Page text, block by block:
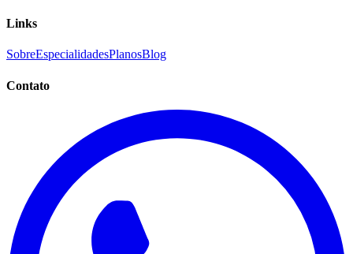
Links
SobreEspecialidadesPlanosBlog
Contato